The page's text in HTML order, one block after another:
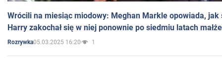
Wrócili na miesiąc miodowy: Meghan Markle opowiada, jak
Harry zakochał się w niej ponownie po siedmiu latach
Rozrywka05.03.2025 16:20 1